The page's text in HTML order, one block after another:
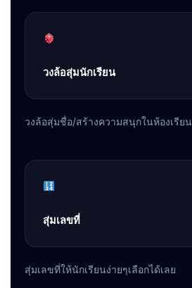
วงล้อสุ่มนักเรียน
วงล้อสุ่มชื่อ/สร้างความสนุกในห้องเรียน
สุ่มเลขที่
สุ่มเลขที่ให้นักเรียนง่ายๆเลือกได้เลย